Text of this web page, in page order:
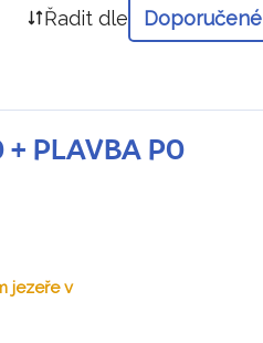
Řadit dle Doporučené
+ PLAVBA PO
jezeře v